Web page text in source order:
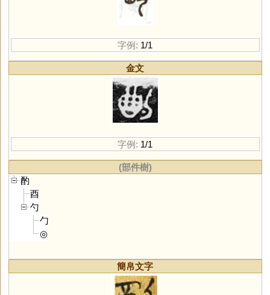
字例: 1/1
金文
字例: 1/1
(部件樹)
酌
酉
勺
勹
◎
簡帛文字